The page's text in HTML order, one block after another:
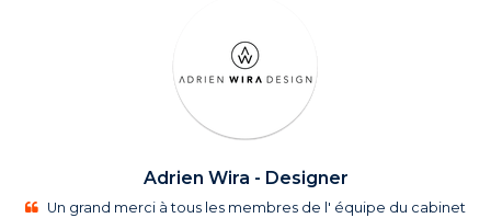
Adrien Wira - Designer
Un grand merci à tous les membres de l' équipe du cabinet